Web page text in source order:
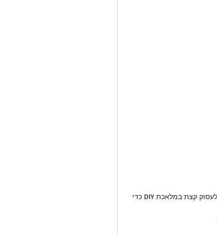
תוכלו להדפיס מלא מלא תמונות של הילדים , לקנות דפים צבעוניים ויפים ולעסוק קצת במלאכת DIY כדי